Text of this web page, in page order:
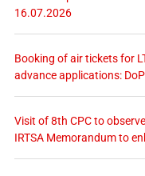
16.07.2026
Booking of air tickets for
advance applications:
Visit of 8th CPC to
IRTSA Memorandum to